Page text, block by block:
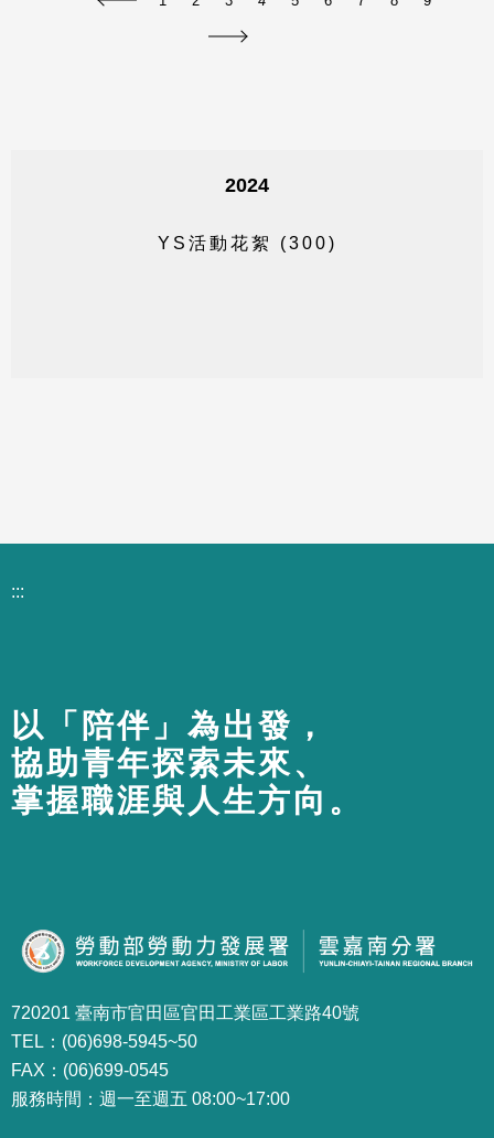
2024
Y S 活動 花絮 (300)
:::
以「陪伴」為出發，
協助青年探索未來、
掌握職涯與人生方向。
720201 臺南市官田區官田工業區工業路40號
TEL：(06)698-5945~50
FAX：(06)699-0545
服務時間：週一至週五 08:00~17:00